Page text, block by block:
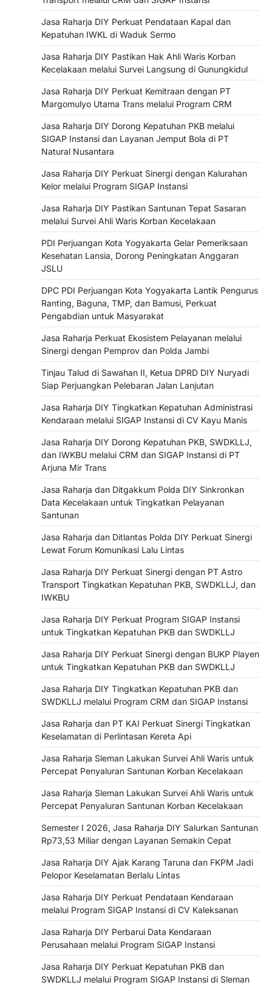
Jasa Raharja DIY Perkuat Pendataan Kapal dan
Kepatuhan IWKL di Waduk Sermo
Jasa Raharja DIY Pastikan Hak Ahli Waris Korban
Kecelakaan melalui Survei Langsung di Gunungkidul
Jasa Raharja DIY Perkuat Kemitraan dengan PT
Margomulyo Utama Trans melalui Program CRM
Jasa Raharja DIY Dorong Kepatuhan PKB melalui
SIGAP Instansi dan Layanan Jemput Bola di PT
Natural Nusantara
Jasa Raharja DIY Perkuat Sinergi dengan Kalurahan
Kelor melalui Program SIGAP Instansi
Jasa Raharja DIY Pastikan Santunan Tepat Sasaran
melalui Survei Ahli Waris Korban Kecelakaan
PDI Perjuangan Kota Yogyakarta Gelar Pemeriksaan
Kesehatan Lansia, Dorong Peningkatan Anggaran
JSLU
DPC PDI Perjuangan Kota Yogyakarta Lantik Pengurus
Ranting, Baguna, TMP, dan Bamusi, Perkuat
Pengabdian untuk Masyarakat
Jasa Raharja Perkuat Ekosistem Pelayanan melalui
Sinergi dengan Pemprov dan Polda Jambi
Tinjau Talud di Sawahan II, Ketua DPRD DIY Nuryadi
Siap Perjuangkan Pelebaran Jalan Lanjutan
Jasa Raharja DIY Tingkatkan Kepatuhan Administrasi
Kendaraan melalui SIGAP Instansi di CV Kayu Manis
Jasa Raharja DIY Dorong Kepatuhan PKB, SWDKLLJ,
dan IWKBU melalui CRM dan SIGAP Instansi di PT
Arjuna Mir Trans
Jasa Raharja dan Ditgakkum Polda DIY Sinkronkan
Data Kecelakaan untuk Tingkatkan Pelayanan
Santunan
Jasa Raharja dan Ditlantas Polda DIY Perkuat Sinergi
Lewat Forum Komunikasi Lalu Lintas
Jasa Raharja DIY Perkuat Sinergi dengan PT Astro
Transport Tingkatkan Kepatuhan PKB, SWDKLLJ, dan
IWKBU
Jasa Raharja DIY Perkuat Program SIGAP Instansi
untuk Tingkatkan Kepatuhan PKB dan SWDKLLJ
Jasa Raharja DIY Perkuat Sinergi dengan BUKP Playen
untuk Tingkatkan Kepatuhan PKB dan SWDKLLJ
Jasa Raharja DIY Tingkatkan Kepatuhan PKB dan
SWDKLLJ melalui Program CRM dan SIGAP Instansi
Jasa Raharja dan PT KAI Perkuat Sinergi Tingkatkan
Keselamatan di Perlintasan Kereta Api
Jasa Raharja Sleman Lakukan Survei Ahli Waris untuk
Percepat Penyaluran Santunan Korban Kecelakaan
Jasa Raharja Sleman Lakukan Survei Ahli Waris untuk
Percepat Penyaluran Santunan Korban Kecelakaan
Semester I 2026, Jasa Raharja DIY Salurkan Santunan
Rp73,53 Miliar dengan Layanan Semakin Cepat
Jasa Raharja DIY Ajak Karang Taruna dan FKPM Jadi
Pelopor Keselamatan Berlalu Lintas
Jasa Raharja DIY Perkuat Pendataan Kendaraan
melalui Program SIGAP Instansi di CV Kaleksanan
Jasa Raharja DIY Perbarui Data Kendaraan
Perusahaan melalui Program SIGAP Instansi
Jasa Raharja DIY Perkuat Kepatuhan PKB dan
SWDKLLJ melalui Program SIGAP Instansi di Sleman